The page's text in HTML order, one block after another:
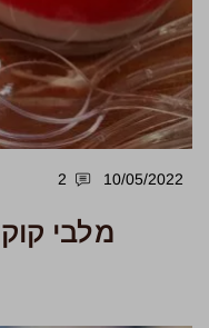
10/05/2022
2
מלבי